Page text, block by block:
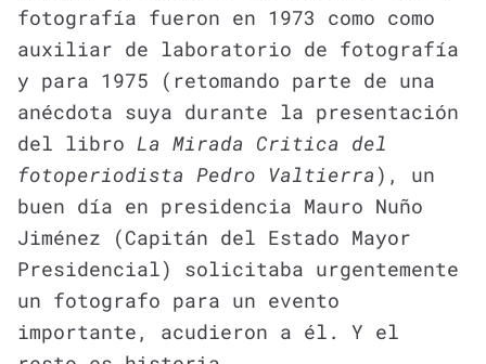
fotografía fueron en 1973 como como
auxiliar de laboratorio de fotografía
y para 1975 (retomando parte de una
anécdota suya durante la presentación
del libro La Mirada Critica del
fotoperiodista Pedro Valtierra ), un
buen día en presidencia Mauro Nuño
Jiménez (Capitán del Estado Mayor
Presidencial) solicitaba urgentemente
un fotografo para un evento
importante, acudieron a él. Y el